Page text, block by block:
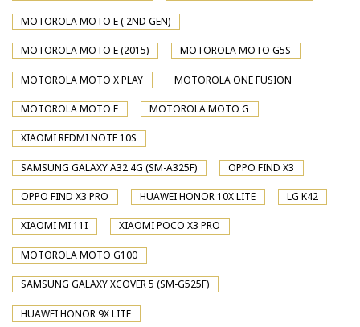
MOTOROLA MOTO E ( 2ND GEN)
MOTOROLA MOTO E (2015) MOTOROLA MOTO G5S
MOTOROLA MOTO X PLAY MOTOROLA ONE FUSION
MOTOROLA MOTO E MOTOROLA MOTO G
XIAOMI REDMI NOTE 10S
SAMSUNG GALAXY A32 4G (SM-A325F) OPPO FIND X3
OPPO FIND X3 PRO HUAWEI HONOR 10X LITE LG K42
XIAOMI MI 11I XIAOMI POCO X3 PRO
MOTOROLA MOTO G100
SAMSUNG GALAXY XCOVER 5 (SM-G525F)
HUAWEI HONOR 9X LITE